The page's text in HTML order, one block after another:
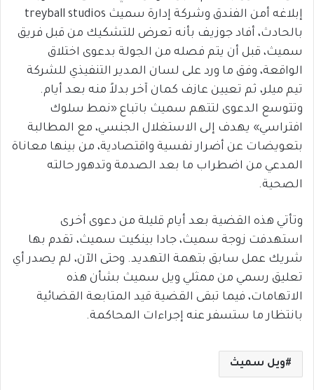
إبلاغه أمن الفندق وشركة إدارة سميث treyball studios
بالحادث، أفاد جوزيف بأنه تعرض للتشكيك من قبل فريق
سميث، قبل أن يتم فصله من الجولة بدعوى اختلاق
الواقعة، وفق ما ورد على لسان المدير التنفيذي للشركة
تيم ميلر، ثم تعيين عازف كمان آخر بدلاً منه بعد أيام.
وتتوسع الدعوى لتتهم سميث باتباع «نمط سلوك
افتراسي» يهدف إلى الاستغلال الجنسي، مع المطالبة
بتعويضات عن أضرار نفسية واقتصادية، من بينها معاناة
المدعي من اضطراب ما بعد الصدمة وتدهور حالته
الصحية.
وتأتي هذه القضية بعد أيام قليلة من دعوى أخرى
استهدفت زوجة سميث، جادا بينكيت سميث، تقدم بها
شريك عمل سابق بتهمة التهديد. وحتى الآن، لم يصدر أي
تعليق رسمي من ممثلي ويل سميث بشأن هذه
الاتهامات، فيما تبقى القضية قيد المتابعة القضائية
بانتظار ما ستسفر عنه إجراءات المحاكمة.
ويل سميث